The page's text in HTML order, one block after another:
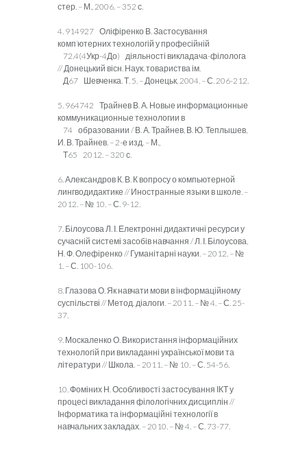
стер. – М., 2006. – 352 с.
4. 914927 Оліфіренко В. Застосування
комп’ютерних технологій у професійній
72.4(4Укр-4До) діяльності викладача-філолога
// Донецький вісн. Наук. товариства ім.
Д67 Шевченка. Т. 5. – Донецьк, 2004. – С. 206-212.
5. 964742 Трайнев В. А. Новые информационные
коммуникационные технологии в
74 образовании / В. А. Трайнев, В. Ю. Теплышев,
И. В. Трайнев. – 2-е изд. – М.,
Т65 2012. – 320 с.
6. Александров К. В. К вопросу о компьютерной
лингводидактике // Иностранные языки в школе. –
2012. – № 10. – С. 9-12.
7. Білоусова Л. І. Електронні дидактичні ресурси у
сучасній системі засобів навчання / Л. І. Білоусова,
Н. Ф. Олефіренко // Гуманітарні науки. – 2012. – №
1. – С. 100-106.
8. Глазова О. Як навчати мови в інформаційному
суспільстві // Метод. діалоги. – 2011. – № 4. – С. 25-
37.
9. Москаленко О. Використання інформаційних
технологій при викладанні української мови та
літератури // Школа. – 2011. – № 10. – С. 54-56.
10. Фоміних Н. Особливості застосування ІКТ у
процесі викладання філологічних дисциплін //
Інформатика та інформаційні технології в
навчальних закладах. – 2010. – № 4. – С. 73-77.